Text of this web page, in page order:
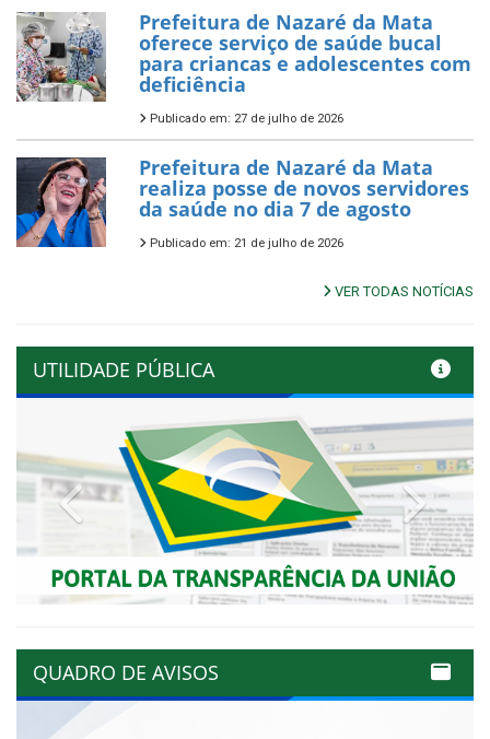
Prefeitura de Nazaré da Mata
oferece serviço de saúde bucal
para criancas e adolescentes com
deficiência
Publicado em: 27 de julho de 2026
Prefeitura de Nazaré da Mata
realiza posse de novos servidores
da saúde no dia 7 de agosto
Publicado em: 21 de julho de 2026
VER TODAS NOTÍCIAS
UTILIDADE PÚBLICA
Previous Next
QUADRO DE AVISOS